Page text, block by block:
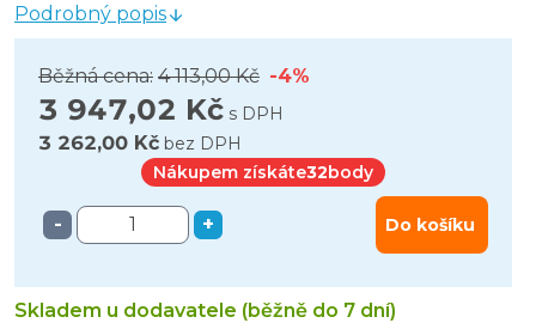
Podrobný popis
Běžná cena: 4 113,00 Kč -4%
3 947,02 Kč s DPH
3 262,00 Kč bez DPH
Nákupem získáte32body
- + Do košíku
Skladem u dodavatele (běžně do 7 dní)